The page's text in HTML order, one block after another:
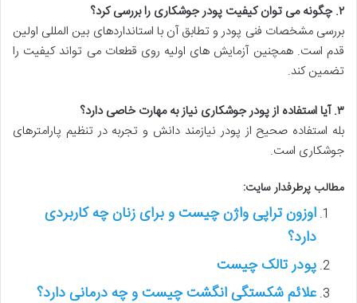
۲.چگونه می توان کیفیت پودر جوشکاری را بررسی کرد؟
بررسی مشخصات فنی پودر و تطابق آن با استانداردهای بین المللی اولین
قدم است. همچنین آزمایش های اولیه روی قطعات می تواند کیفیت را
تضمین کند.
۳.آیا استفاده از پودر جوشکاری نیاز به مهارت خاصی دارد؟
بله استفاده صحیح از پودر نیازمند دانش و تجربه در تنظیم پارامترهای
جوشکاری است.
مطالب پرطرفدار سایت:
اوزون تراپی واژن چیست و برای زنان چه کاربردی
دارد؟
پودر تالک چیست
علائم شکستگی انگشت چیست و چه درمانی دارد؟